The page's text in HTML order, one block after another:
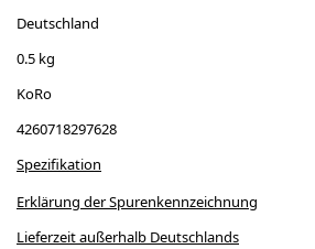
Deutschland
0.5 kg
KoRo
4260718297628
Spezifikation
Erklärung der Spurenkennzeichnung
Lieferzeit außerhalb Deutschlands